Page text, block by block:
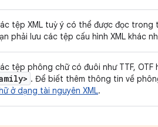
tệp XML tuỳ ý có thể được đọc trong
phải lưu các tệp cấu hình XML khác
tệp phông chữ có đuôi như TTF,
. Để biết thêm thông tin về
ở dạng tài nguyên XML.